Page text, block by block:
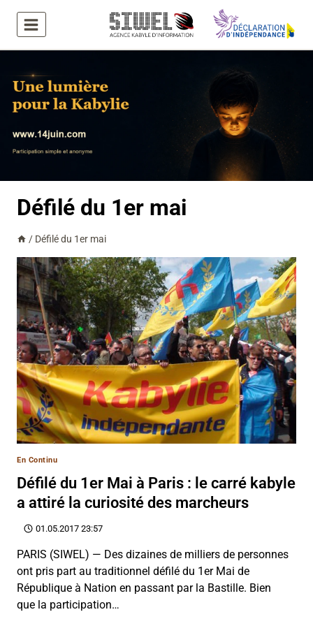
contenu
Défilé du 1er mai
/ Défilé du 1er mai
En Continu
Défilé du 1er Mai à Paris : le carré kabyle
a attiré la curiosité des marcheurs
01.05.2017 23:57
PARIS (SIWEL) — Des dizaines de milliers de personnes
ont pris part au traditionnel défilé du 1er Mai de
République à Nation en passant par la Bastille. Bien
que la participation…